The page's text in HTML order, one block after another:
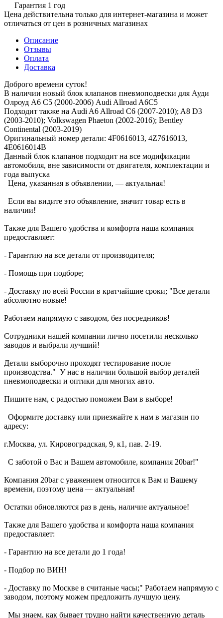
Гарантия 1 год
Цена действительна только для интернет-магазина и может
отличаться от цен в розничных магазинах
Описание
Отзывы
Оплата
Доставка
Доброго времени суток!
В наличии новый блок клапанов пневмоподвески для Ауди
Олроуд А6 С5 (2000-2006) Audi Allroad A6C5
Подходит также на Audi A6 Allroad C6 (2007-2010); A8 D3
(2003-2010); Volkswagen Phaeton (2002-2016); Bentley
Continental (2003-2019)
Оригинальный номер детали: 4F0616013, 4Z7616013,
4E0616014B
Данный блок клапанов подходит на все модификации
автомобиля, вне зависимости от двигателя, комплектации и
года выпуска
Цена, указанная в объявлении, — актуальная!
Если вы видите это объявление, значит товар есть в
наличии!
Также для Вашего удобства и комфорта наша компания
предоставляет:
- Гарантию на все детали от производителя;
- Помощь при подборе;
- Доставку по всей России в кратчайшие сроки; "Все детали
абсолютно новые!
Работаем напрямую с заводом, без посредников!
Сотрудники нашей компании лично посетили несколько
заводов и выбрали лучший!
Детали выборочно проходят тестирование после
производства." У нас в наличии большой выбор деталей
пневмоподвески и оптики для многих авто.
Пишите нам, с радостью поможем Вам в выборе!
Оформите доставку или приезжайте к нам в магазин по
адресу:
г.Москва, ул. Кировоградская, 9, к1, пав. 2-19.
С заботой о Вас и Вашем автомобиле, компания 20bar!"
Компания 20bar c уважением относится к Вам и Вашему
времени, поэтому цена — актуальная!
Остатки обновляются раз в день, наличие актуальное!
Также для Вашего удобства и комфорта наша компания
предоставляет:
- Гарантию на все детали до 1 года!
- Подбор по ВИН!
- Доставку по Москве в считаные часы;" Работаем напрямую с
заводом, поэтому можем предложить лучшую цену.
Мы знаем, как бывает трудно найти качественную деталь